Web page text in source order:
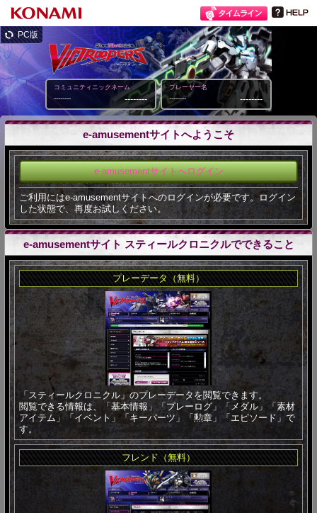
PC版
コミュニティニックネーム
-------- --------
プレーヤー名
-------- --------
e-amusementサイトへようこそ
e-amusementサイトへログイン
ご利用にはe-amusementサイトへのログインが必要です。ログイン
した状態で、再度お試しください。
e-amusementサイト スティールクロニクルでできること
プレーデータ（無料）
「スティールクロニクル」のプレーデータを閲覧できます。
閲覧できる情報は、「基本情報」「プレーログ」「メダル」「素材
アイテム」「イベント」「キーパーツ」「勲章」「エピソード」で
す。
フレンド（無料）